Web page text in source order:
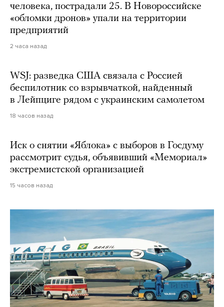
человека, пострадали 25. В Новороссийске
«обломки дронов» упали на территории
предприятий
2 часа назад
WSJ: разведка США связала с Россией
беспилотник со взрывчаткой, найденный
в Лейпциге рядом с украинским самолетом
18 часов назад
Иск о снятии «Яблока» с выборов в Госдуму
рассмотрит судья, объявивший «Мемориал»
экстремистской организацией
15 часов назад